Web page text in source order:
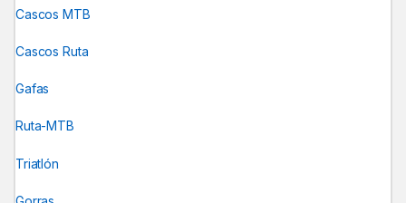
Cascos MTB
Cascos Ruta
Gafas
Ruta-MTB
Triatlón